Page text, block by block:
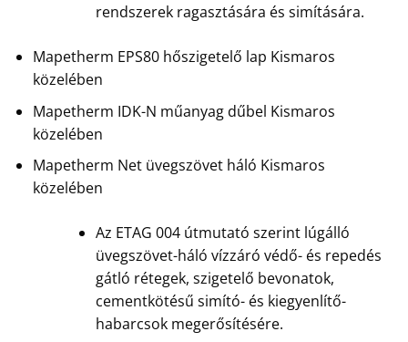
rendszerek ragasztására és simítására.
Mapetherm EPS80 hőszigetelő lap Kismaros
közelében
Mapetherm IDK-N műanyag dűbel Kismaros
közelében
Mapetherm Net üvegszövet háló Kismaros
közelében
Az ETAG 004 útmutató szerint lúgálló
üvegszövet-háló vízzáró védő- és repedés
gátló rétegek, szigetelő bevonatok,
cementkötésű simító- és kiegyenlítő-
habarcsok megerősítésére.